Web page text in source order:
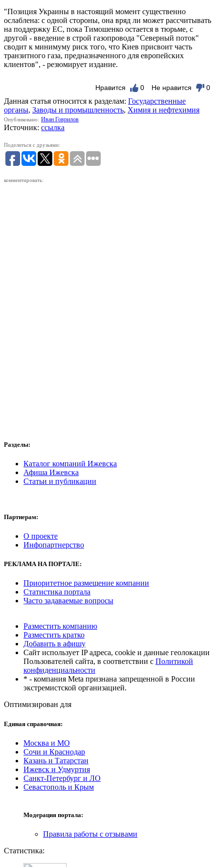
"Позиция Украины в настоящий момент существенно
ослаблена: с одной стороны, она вряд ли может рассчитывать
на поддержку ЕС, пока Тимошенко остается в тюрьме, с
другой - введение в строй газопровода "Северный поток"
сводит к минимуму риск того, что Киев присвоит часть
транзитного газа, предназначенного для европейских
клиентов", - резюмирует издание.
Нравится 0 Не нравится 0
Данная статья относится к разделам: Государственные
органы, Заводы и промышленность, Химия и нефтехимия
Опубликовано: Иван Говрилов
Источник: ссылка
Поделиться с друзьями:
комментировать:
Разделы:
Каталог компаний Ижевска
Афиша Ижевска
Статьи и публикации
Партнерам:
О проекте
Инфопартнерство
РЕКЛАМАНА ПОРТАЛЕ:
Приоритетное размещение компании
Статистика портала
Часто задаваемые вопросы
Разместить компанию
Разместить кратко
Добавить в афишу
Сайт использует IP адреса, cookie и данные геолокации
Пользователей сайта, в соответствии с Политикой
конфиденциальности
* - компания Meta признана запрещенной в России
экстремистской организацией.
Оптимизирован для
Единая справочная:
Москва и МО
Сочи и Краснодар
Казань и Татарстан
Ижевск и Удмуртия
Санкт-Петербург и ЛО
Севастополь и Крым
Модерация портала:
Правила работы с отзывами
Статистика: